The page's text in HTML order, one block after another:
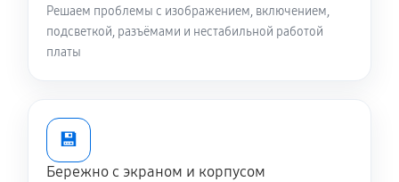
Решаем проблемы с изображением, включением,
подсветкой, разъёмами и нестабильной работой
платы
💾
Бережно с экраном и корпусом